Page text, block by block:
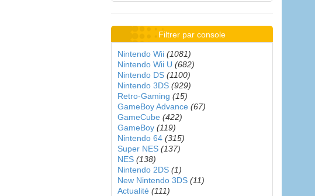
Filtrer par console
Nintendo Wii (1081)
Nintendo Wii U (682)
Nintendo DS (1100)
Nintendo 3DS (929)
Retro-Gaming (15)
GameBoy Advance (67)
GameCube (422)
GameBoy (119)
Nintendo 64 (315)
Super NES (137)
NES (138)
Nintendo 2DS (1)
New Nintendo 3DS (11)
Actualité (111)